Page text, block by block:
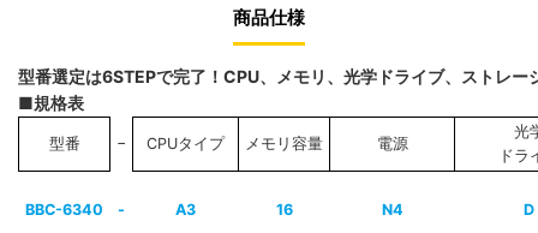
商品仕様
型番選定は6STEPで完了！CPU、メモリ、光学ドライブ、ストレ
■規格表
型番 − CPUタイプ メモリ容量 電源
光
ドラ
BBC-6340 - A3 16 N4 D